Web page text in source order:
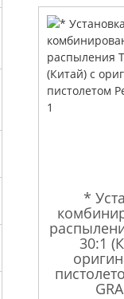
*
30:1